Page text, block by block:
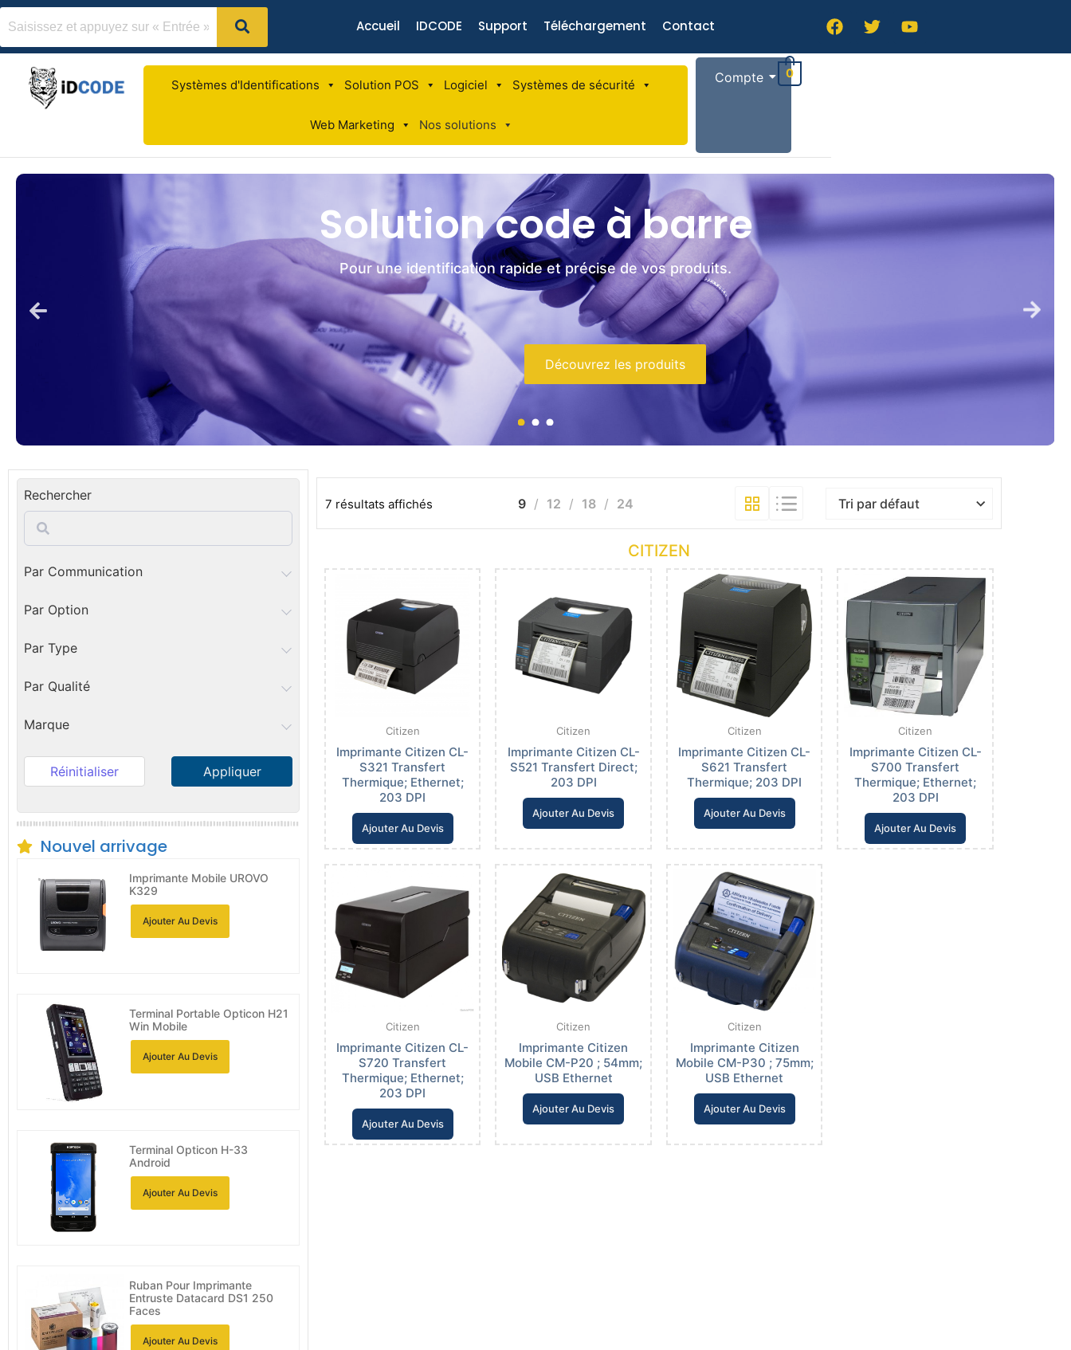
Accueil IDCODE Support Téléchargement Contact
Systèmes d'Identifications Solution POS Logiciel Systèmes de sécurité
Web Marketing Nos solutions
Compte 0
Solution code à barre
Pour une identification rapide et précise de vos produits.
Découvrez les produits
Rechercher
Par Communication
Par Option
Par Type
Par Qualité
Marque
Appliquer
Réinitialiser
Nouvel arrivage
Imprimante Mobile UROVO
K329
Ajouter Au Devis
Terminal Portable Opticon H21
Win Mobile
Ajouter Au Devis
Terminal Opticon H-33
Android
Ajouter Au Devis
Ruban Pour Imprimante
Entruste Datacard DS1 250
Faces
Ajouter Au Devis
7 résultats affichés 9 12 18 24
CITIZEN
Citizen
Imprimante Citizen CL-
S321 Transfert
Thermique; Ethernet;
203 DPI
Ajouter Au Devis
Citizen
Imprimante Citizen CL-
S521 Transfert Direct;
203 DPI
Ajouter Au Devis
Citizen
Imprimante Citizen CL-
S621 Transfert
Thermique; 203 DPI
Ajouter Au Devis
Citizen
Imprimante Citizen CL-
S700 Transfert
Thermique; Ethernet;
203 DPI
Ajouter Au Devis
Citizen
Imprimante Citizen CL-
S720 Transfert
Thermique; Ethernet;
203 DPI
Ajouter Au Devis
Citizen
Imprimante Citizen
Mobile CM-P20 ; 54mm;
USB Ethernet
Ajouter Au Devis
Citizen
Imprimante Citizen
Mobile CM-P30 ; 75mm;
USB Ethernet
Ajouter Au Devis